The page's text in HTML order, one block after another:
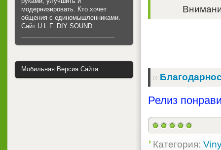
Релиз
Категория:
модернизировать. Кто хочет
общения с единомышленниками.
Cайт U.L.F. DIY SOUND
Мобильная Версия Сайта